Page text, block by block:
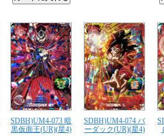
SDBH)UM4-073 暗
黒仮面王(UR)(星4)
SDBH)UM4-074 バ
ーダック(UR)(星4)